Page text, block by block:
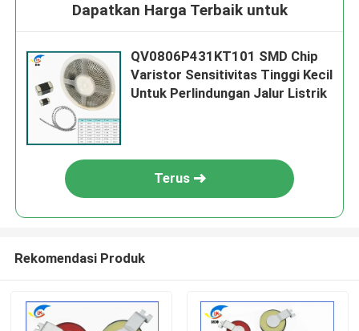
Dapatkan Harga Terbaik untuk
QV0806P431KT101 SMD Chip
Varistor Sensitivitas Tinggi Kecil
Untuk Perlindungan Jalur Listrik
Terus
Rekomendasi Produk